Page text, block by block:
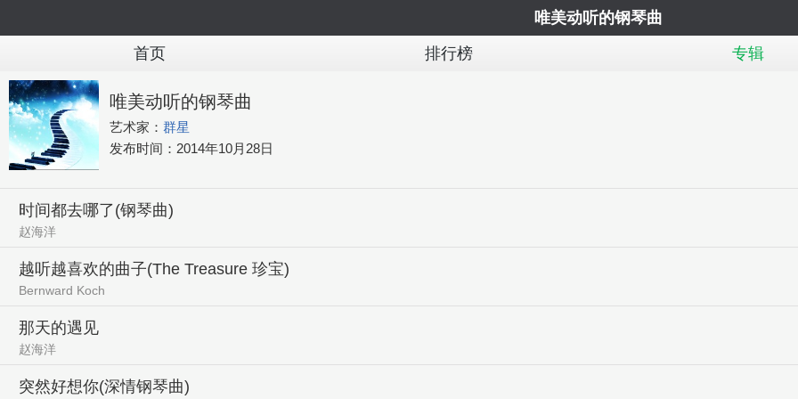
唯美动听的钢琴曲
首页
排行榜 专辑
唯美动听的钢琴曲
艺术家： 群星
发布时间： 2014年10月28日
时间都去哪了(钢琴曲)
赵海洋
越听越喜欢的曲子(The Treasure 珍宝)
Bernward Koch
那天的遇见
赵海洋
突然好想你(深情钢琴曲)